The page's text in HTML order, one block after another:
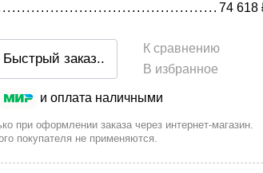
74 618
Быстрый заказ..
К сравнению
В избранное
и оплата наличными
при оформлении заказа через интернет-магазин.
покупателя не применяются.